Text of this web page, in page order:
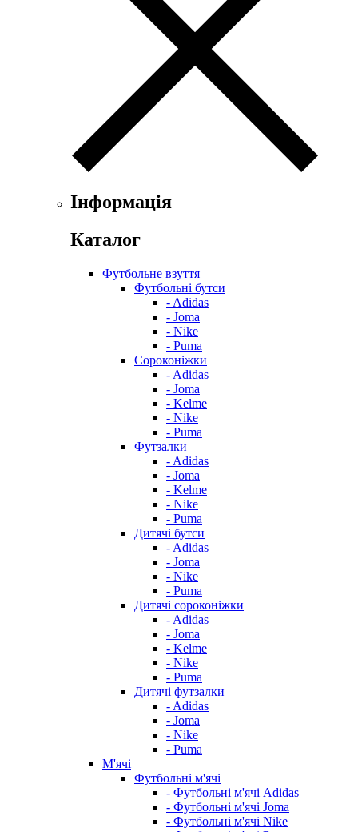
Інформація
Каталог
Футбольне взуття
Футбольні бутси
- Adidas
- Joma
- Nike
- Puma
Сороконіжки
- Adidas
- Joma
- Kelme
- Nike
- Puma
Футзалки
- Adidas
- Joma
- Kelme
- Nike
- Puma
Дитячі бутси
- Adidas
- Joma
- Nike
- Puma
Дитячі сороконіжки
- Adidas
- Joma
- Kelme
- Nike
- Puma
Дитячі футзалки
- Adidas
- Joma
- Nike
- Puma
М'ячі
Футбольні м'ячі
- Футбольні м'ячі Adidas
- Футбольні м'ячі Joma
- Футбольні м'ячі Nike